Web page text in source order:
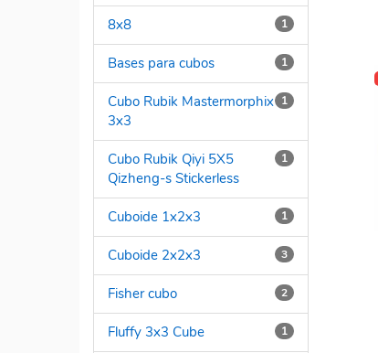
1
8x8
1
Bases para cubos
1
Cubo Rubik Mastermorphix
3x3
1
Cubo Rubik Qiyi 5X5
Qizheng-s Stickerless
1
Cuboide 1x2x3
3
Cuboide 2x2x3
2
Fisher cubo
1
Fluffy 3x3 Cube